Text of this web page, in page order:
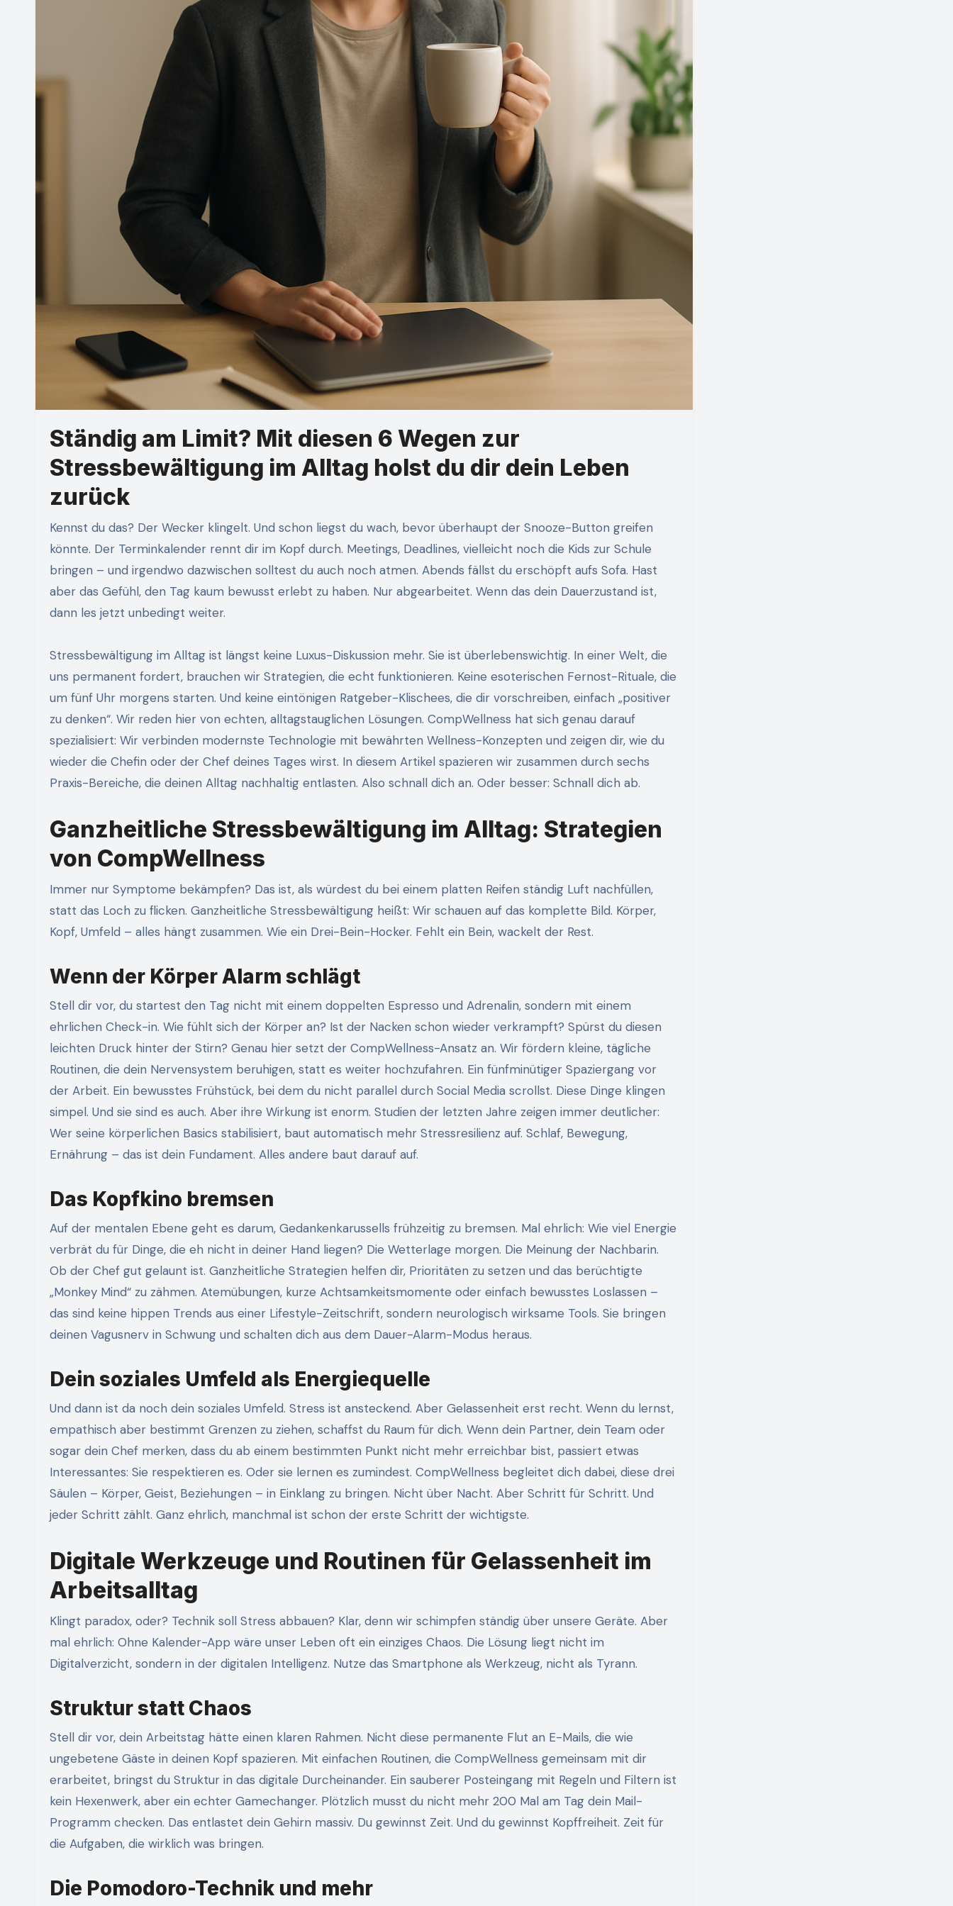
Ständig am Limit? Mit diesen 6 Wegen zur
Stressbewältigung im Alltag holst du dir dein Leben
zurück
Kennst du das? Der Wecker klingelt. Und schon liegst du wach, bevor überhaupt der Snooze-Button greifen
könnte. Der Terminkalender rennt dir im Kopf durch. Meetings, Deadlines, vielleicht noch die Kids zur Schule
bringen – und irgendwo dazwischen solltest du auch noch atmen. Abends fällst du erschöpft aufs Sofa. Hast
aber das Gefühl, den Tag kaum bewusst erlebt zu haben. Nur abgearbeitet. Wenn das dein Dauerzustand ist,
dann les jetzt unbedingt weiter.
Stressbewältigung im Alltag ist längst keine Luxus-Diskussion mehr. Sie ist überlebenswichtig. In einer Welt, die
uns permanent fordert, brauchen wir Strategien, die echt funktionieren. Keine esoterischen Fernost-Rituale, die
um fünf Uhr morgens starten. Und keine eintönigen Ratgeber-Klischees, die dir vorschreiben, einfach „positiver
zu denken“. Wir reden hier von echten, alltagstauglichen Lösungen. CompWellness hat sich genau darauf
spezialisiert: Wir verbinden modernste Technologie mit bewährten Wellness-Konzepten und zeigen dir, wie du
wieder die Chefin oder der Chef deines Tages wirst. In diesem Artikel spazieren wir zusammen durch sechs
Praxis-Bereiche, die deinen Alltag nachhaltig entlasten. Also schnall dich an. Oder besser: Schnall dich ab.
Ganzheitliche Stressbewältigung im Alltag: Strategien
von CompWellness
Immer nur Symptome bekämpfen? Das ist, als würdest du bei einem platten Reifen ständig Luft nachfüllen,
statt das Loch zu flicken. Ganzheitliche Stressbewältigung heißt: Wir schauen auf das komplette Bild. Körper,
Kopf, Umfeld – alles hängt zusammen. Wie ein Drei-Bein-Hocker. Fehlt ein Bein, wackelt der Rest.
Wenn der Körper Alarm schlägt
Stell dir vor, du startest den Tag nicht mit einem doppelten Espresso und Adrenalin, sondern mit einem
ehrlichen Check-in. Wie fühlt sich der Körper an? Ist der Nacken schon wieder verkrampft? Spürst du diesen
leichten Druck hinter der Stirn? Genau hier setzt der CompWellness-Ansatz an. Wir fördern kleine, tägliche
Routinen, die dein Nervensystem beruhigen, statt es weiter hochzufahren. Ein fünfminütiger Spaziergang vor
der Arbeit. Ein bewusstes Frühstück, bei dem du nicht parallel durch Social Media scrollst. Diese Dinge klingen
simpel. Und sie sind es auch. Aber ihre Wirkung ist enorm. Studien der letzten Jahre zeigen immer deutlicher:
Wer seine körperlichen Basics stabilisiert, baut automatisch mehr Stressresilienz auf. Schlaf, Bewegung,
Ernährung – das ist dein Fundament. Alles andere baut darauf auf.
Das Kopfkino bremsen
Auf der mentalen Ebene geht es darum, Gedankenkarussells frühzeitig zu bremsen. Mal ehrlich: Wie viel Energie
verbrät du für Dinge, die eh nicht in deiner Hand liegen? Die Wetterlage morgen. Die Meinung der Nachbarin.
Ob der Chef gut gelaunt ist. Ganzheitliche Strategien helfen dir, Prioritäten zu setzen und das berüchtigte
„Monkey Mind“ zu zähmen. Atemübungen, kurze Achtsamkeitsmomente oder einfach bewusstes Loslassen –
das sind keine hippen Trends aus einer Lifestyle-Zeitschrift, sondern neurologisch wirksame Tools. Sie bringen
deinen Vagusnerv in Schwung und schalten dich aus dem Dauer-Alarm-Modus heraus.
Dein soziales Umfeld als Energiequelle
Und dann ist da noch dein soziales Umfeld. Stress ist ansteckend. Aber Gelassenheit erst recht. Wenn du lernst,
empathisch aber bestimmt Grenzen zu ziehen, schaffst du Raum für dich. Wenn dein Partner, dein Team oder
sogar dein Chef merken, dass du ab einem bestimmten Punkt nicht mehr erreichbar bist, passiert etwas
Interessantes: Sie respektieren es. Oder sie lernen es zumindest. CompWellness begleitet dich dabei, diese drei
Säulen – Körper, Geist, Beziehungen – in Einklang zu bringen. Nicht über Nacht. Aber Schritt für Schritt. Und
jeder Schritt zählt. Ganz ehrlich, manchmal ist schon der erste Schritt der wichtigste.
Digitale Werkzeuge und Routinen für Gelassenheit im
Arbeitsalltag
Klingt paradox, oder? Technik soll Stress abbauen? Klar, denn wir schimpfen ständig über unsere Geräte. Aber
mal ehrlich: Ohne Kalender-App wäre unser Leben oft ein einziges Chaos. Die Lösung liegt nicht im
Digitalverzicht, sondern in der digitalen Intelligenz. Nutze das Smartphone als Werkzeug, nicht als Tyrann.
Struktur statt Chaos
Stell dir vor, dein Arbeitstag hätte einen klaren Rahmen. Nicht diese permanente Flut an E-Mails, die wie
ungebetene Gäste in deinen Kopf spazieren. Mit einfachen Routinen, die CompWellness gemeinsam mit dir
erarbeitet, bringst du Struktur in das digitale Durcheinander. Ein sauberer Posteingang mit Regeln und Filtern ist
kein Hexenwerk, aber ein echter Gamechanger. Plötzlich musst du nicht mehr 200 Mal am Tag dein Mail-
Programm checken. Das entlastet dein Gehirn massiv. Du gewinnst Zeit. Und du gewinnst Kopffreiheit. Zeit für
die Aufgaben, die wirklich was bringen.
Die Pomodoro-Technik und mehr